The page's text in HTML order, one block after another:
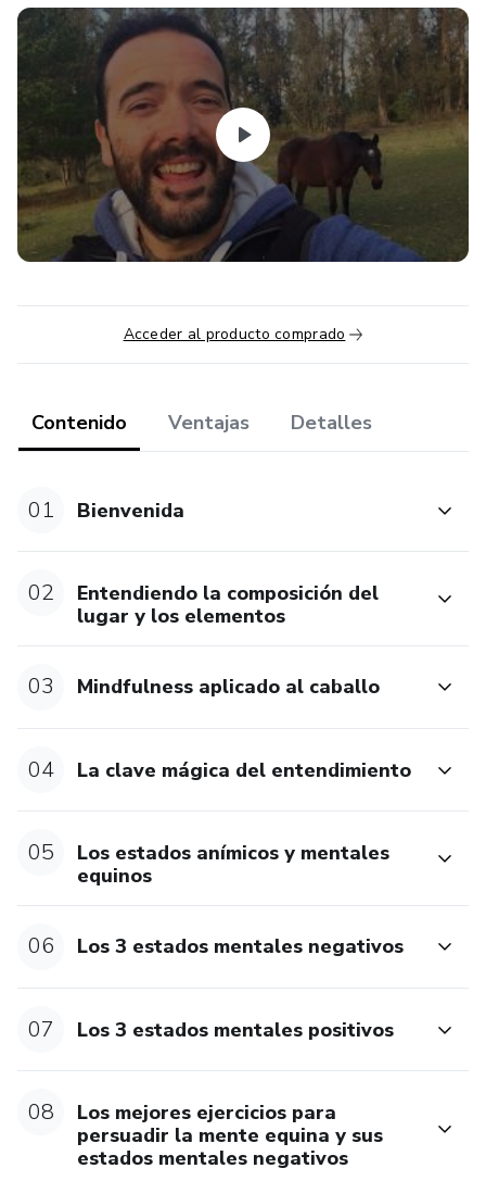
ÚLTIMOS CUPOS DISPONIBLES.
El curso consiste de 9 módulos (+1 extra) y 40 videos en
total.
Estamos listos para Hablar Caballo, Te sumas?
Acceder al producto comprado
Contenido Ventajas Detalles
01 Bienvenida
02
Entendiendo la composición del
lugar y los elementos
03 Mindfulness aplicado al caballo
04 La clave mágica del entendimiento
05
Los estados anímicos y mentales
equinos
06 Los 3 estados mentales negativos
07 Los 3 estados mentales positivos
08
Los mejores ejercicios para
persuadir la mente equina y sus
estados mentales negativos